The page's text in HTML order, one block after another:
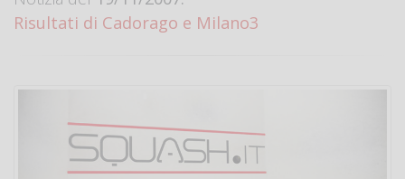
Risultati di Cadorago e Milano3